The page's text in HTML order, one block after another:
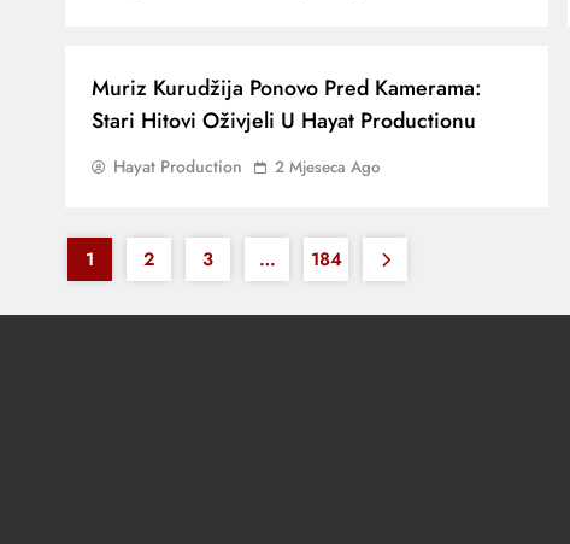
Muriz Kurudžija Ponovo Pred Kamerama:
Stari Hitovi Oživjeli U Hayat Productionu
Hayat Production 2 Mjeseca Ago
1 2 3 … 184